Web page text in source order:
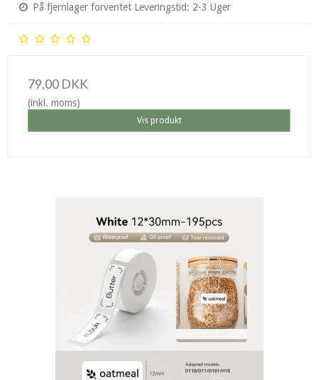
På fjernlager forventet Leveringstid: 2-3 Uger
79,00 DKK
(inkl. moms)
Vis produkt